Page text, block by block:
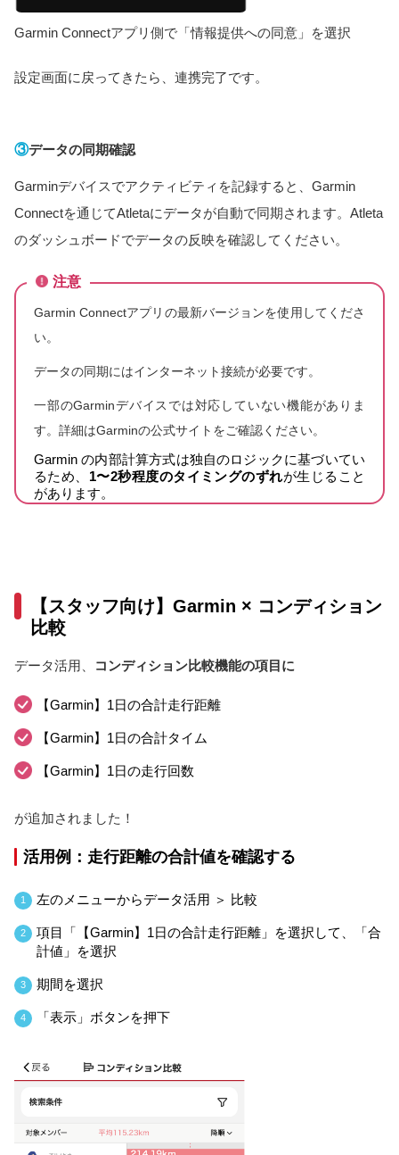
Garmin Connectアプリ側で「情報提供への同意」を選択
設定画面に戻ってきたら、連携完了です。
③データの同期確認
Garminデバイスでアクティビティを記録すると、Garmin
Connectを通じてAtletaにデータが自動で同期されます。Atleta
のダッシュボードでデータの反映を確認してください。
注意
Garmin Connectアプリの最新バージョンを使用してくださ
い。
データの同期にはインターネット接続が必要です。
一部のGarminデバイスでは対応していない機能がありま
す。詳細はGarminの公式サイトをご確認ください。
Garmin の内部計算方式は独自のロジックに基づいてい
るため、 1〜2秒程度のタイミングのずれが生じること
があります。
【スタッフ向け】Garmin × コンディション
比較
データ活用、 コンディション比較機能の項目に
【Garmin】1日の合計走行距離
【Garmin】1日の合計タイム
【Garmin】1日の走行回数
が追加されました！
活用例：走行距離の合計値を確認する
1 左のメニューからデータ活用 ＞ 比較
2
項目「【Garmin】1日の合計走行距離」を選択して、「合
計値」を選択
3 期間を選択
4 「表示」ボタンを押下